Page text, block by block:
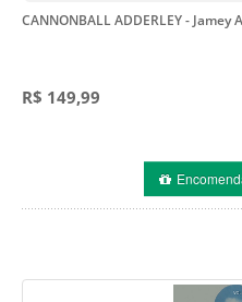
CANNONBALL ADDERLEY - Jamey
R$ 149,99